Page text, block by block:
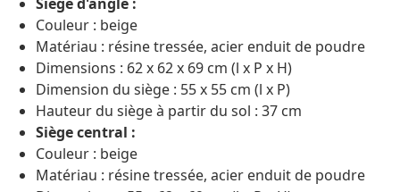
Couleur : beige
Matériau : résine tressée, acier enduit de poudre
Dimensions : 62 x 62 x 69 cm (l x P x H)
Dimension du siège : 55 x 55 cm (l x P)
Hauteur du siège à partir du sol : 37 cm
Siège central :
Couleur : beige
Matériau : résine tressée, acier enduit de poudre